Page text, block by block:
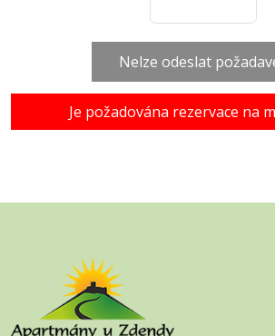
Nelze odeslat
Je požadována rezervace na